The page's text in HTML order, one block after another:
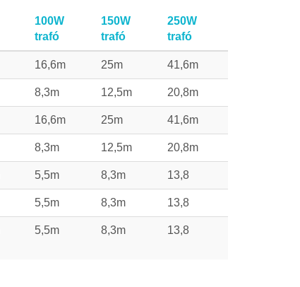
100W
trafó
150W
trafó
250W
trafó
16,6m 25m 41,6m
8,3m 12,5m 20,8m
16,6m 25m 41,6m
8,3m 12,5m 20,8m
5,5m 8,3m 13,8
5,5m 8,3m 13,8
5,5m 8,3m 13,8